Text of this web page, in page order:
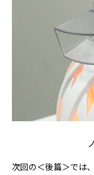
次回の＜後篇＞では